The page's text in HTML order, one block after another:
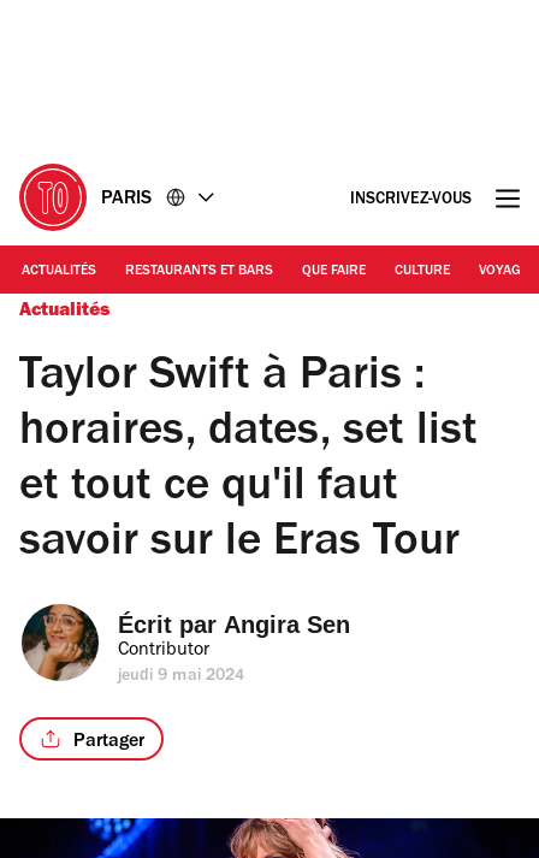
PARIS INSCRIVEZ-VOUS
ACTUALITÉS RESTAURANTS ET BARS QUE FAIRE CULTURE VOYAGE
Actualités
Taylor Swift à Paris :
horaires, dates, set list
et tout ce qu'il faut
savoir sur le Eras Tour
Écrit par Angira Sen
Contributor
jeudi 9 mai 2024
Partager